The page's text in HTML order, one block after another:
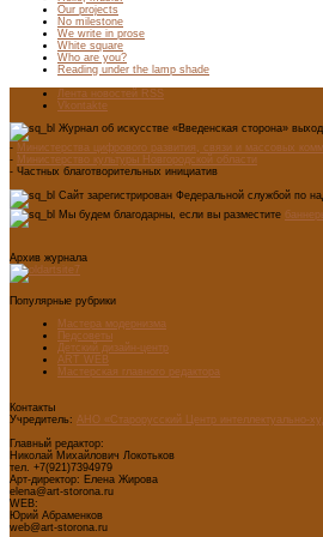
Our projects
No milestone
We write in prose
White square
Who are you?
Reading under the lamp shade
Лента новостей RSS
Vkontakte
Журнал об искусстве «Введенская сторона»
- Министерства цифрового развития, связи и массовых
- Министерство культуры Новгородской области
- Частных благотворительных инициатив
Сайт зарегистрирован Федеральной службой по
Мы будем благодарны, если вы разместите
Архив журнала
Популярные рубрики
Мастера модернизма
Педсоветы
Детский дизайн-центр
ART WEB
Мастерская главного редактора
Контакты
Учредитель: АНО «Старорусский Центр интеллектуально-
Главный редактор:
Николай Михайлович Локотьков
тел. +7(921)7394979
Арт-директор: Елена Жирова
elena@art-storona.ru
WEB:
Юрий Абраменков
web@art-storona.ru